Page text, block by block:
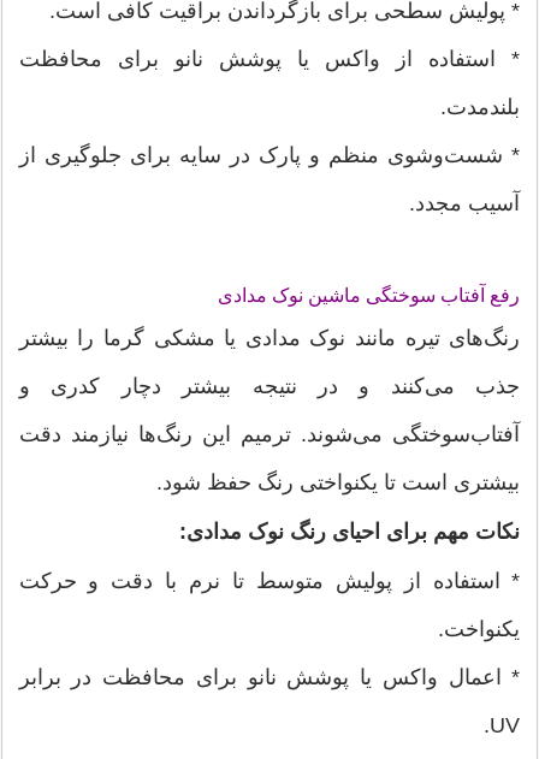
* پولیش سطحی برای بازگرداندن براقیت کافی است.
* استفاده از واکس یا پوشش نانو برای محافظت
بلندمدت.
* شست‌وشوی منظم و پارک در سایه برای جلوگیری از
آسیب مجدد.
رفع آفتاب سوختگی ماشین نوک مدادی
رنگ‌های تیره مانند نوک مدادی یا مشکی گرما را بیشتر
جذب می‌کنند و در نتیجه بیشتر دچار کدری و
آفتاب‌سوختگی می‌شوند. ترمیم این رنگ‌ها نیازمند دقت
بیشتری است تا یکنواختی رنگ حفظ شود.
نکات مهم برای احیای رنگ نوک مدادی:
* استفاده از پولیش متوسط تا نرم با دقت و حرکت
یکنواخت.
* اعمال واکس یا پوشش نانو برای محافظت در برابر
UV.